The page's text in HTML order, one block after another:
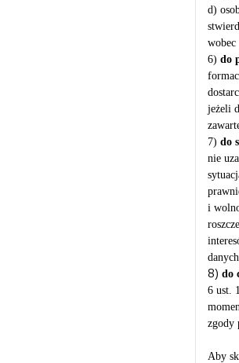
d)
wobec
6) do
jeżeli
7) do
nie
i
8) do
6 ust.
zgody
Aby